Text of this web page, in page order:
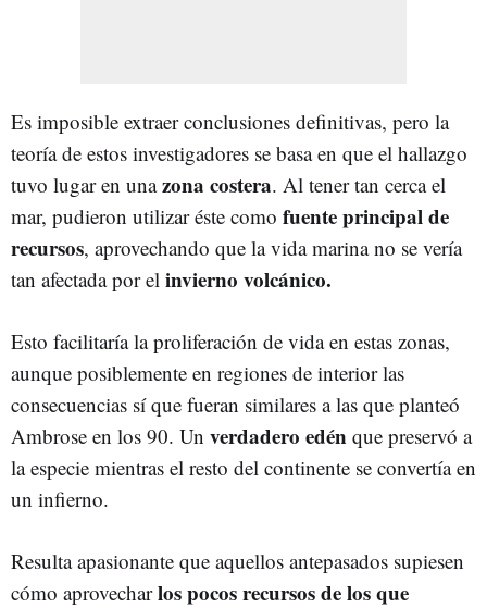
Es imposible extraer conclusiones definitivas, pero la
teoría de estos investigadores se basa en que el hallazgo
tuvo lugar en unazona costera. Al tener tan cerca el
mar, pudieron utilizar éste como fuente principal de
recursos, aprovechando que la vida marina no se vería
tan afectada por el invierno volcánico.
Esto facilitaría la proliferación de vida en estas zonas,
aunque posiblemente en regiones de interior las
consecuencias sí que fueran similares a las que planteó
Ambrose en los 90. Un verdadero edén que preservó a
la especie mientras el resto del continente se convertía en
un infierno.
Resulta apasionante que aquellos antepasados supiesen
cómo aprovecharlos pocos recursos de los que